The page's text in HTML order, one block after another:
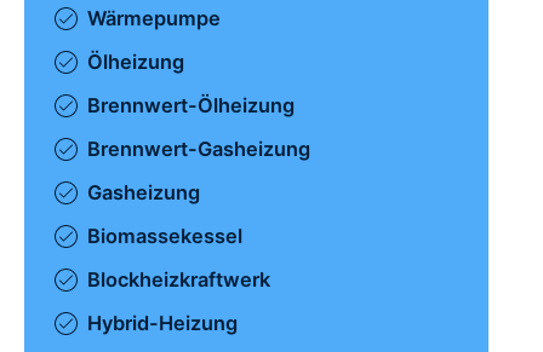
Wärmepumpe
Ölheizung
Brennwert-Ölheizung
Brennwert-Gasheizung
Gasheizung
Biomassekessel
Blockheizkraftwerk
Hybrid-Heizung